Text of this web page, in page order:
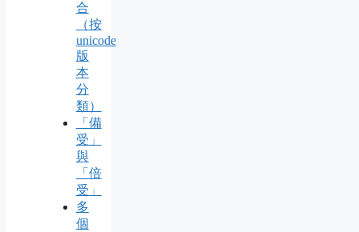
合
（按
unicode
版
本
分
類）
「備
受」
與
「倍
受」
多
個